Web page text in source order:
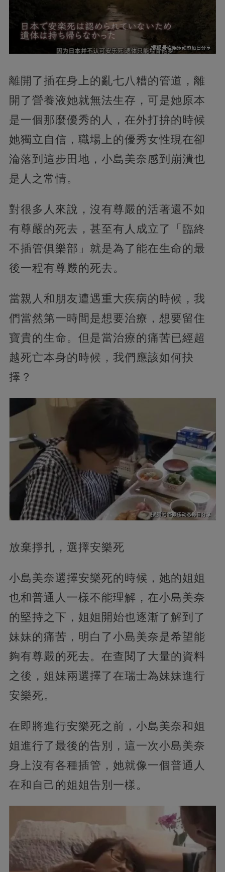
離開了插在身上的亂七八糟的管道，離
開了營養液她就無法生存，可是她原本
是一個那麼優秀的人，在外打拚的時候
她獨立自信，職場上的優秀女性現在卻
淪落到這步田地，小島美奈感到崩潰也
是人之常情。
對很多人來說，沒有尊嚴的活著還不如
有尊嚴的死去，甚至有人成立了「臨終
不插管俱樂部」就是為了能在生命的最
後一程有尊嚴的死去。
當親人和朋友遭遇重大疾病的時候，我
們當然第一時間是想要治療，想要留住
寶貴的生命。但是當治療的痛苦已經超
越死亡本身的時候，我們應該如何抉
擇？
放棄掙扎，選擇安樂死
小島美奈選擇安樂死的時候，她的姐姐
也和普通人一樣不能理解，在小島美奈
的堅持之下，姐姐開始也逐漸了解到了
妹妹的痛苦，明白了小島美奈是希望能
夠有尊嚴的死去。在查閱了大量的資料
之後，姐妹兩選擇了在瑞士為妹妹進行
安樂死。
在即將進行安樂死之前，小島美奈和姐
姐進行了最後的告別，這一次小島美奈
身上沒有各種插管，她就像一個普通人
在和自己的姐姐告別一樣。